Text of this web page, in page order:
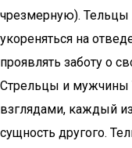
чрезмерную). Тельцы
укореняться на
проявлять заботу о
Стрельцы и мужчины
взглядами, каждый
сущность другого.